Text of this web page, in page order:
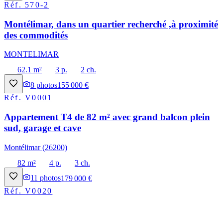
Réf. 570-2
Montélimar, dans un quartier recherché ,à proximité
des commodités
MONTELIMAR
62.1 m²
3 p.
2 ch.
8 photos155 000 €
Réf.V0001
Appartement T4 de 82 m² avec grand balcon plein
sud, garage et cave
Montélimar (26200)
82 m²
4 p.
3 ch.
11 photos179 000 €
Réf.V0020